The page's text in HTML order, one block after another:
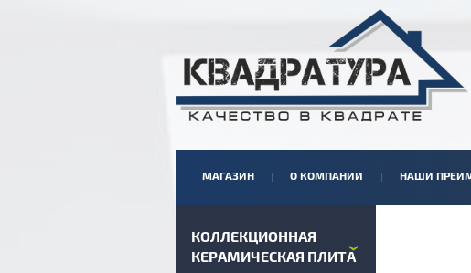
МАГАЗИН О КОМПАНИИ НАШИ
КОЛЛЕКЦИОННАЯ
КЕРАМИЧЕСКАЯ ПЛИТА